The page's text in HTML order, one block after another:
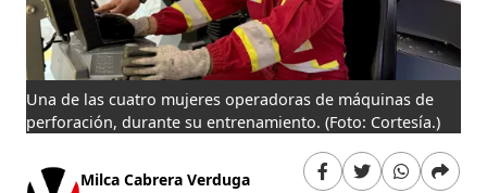
Una de las cuatro mujeres operadoras de máquinas de
perforación, durante su entrenamiento. (Foto: Cortesía.)
Milca Cabrera Verduga